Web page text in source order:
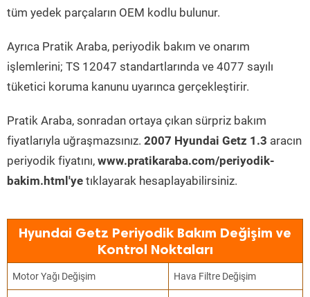
tüm yedek parçaların OEM kodlu bulunur.
Ayrıca Pratik Araba, periyodik bakım ve onarım
işlemlerini; TS 12047 standartlarında ve 4077 sayılı
tüketici koruma kanunu uyarınca gerçekleştirir.
Pratik Araba, sonradan ortaya çıkan sürpriz bakım
fiyatlarıyla uğraşmazsınız. 2007 Hyundai Getz 1.3 aracın
periyodik fiyatını, www.pratikaraba.com/periyodik-
bakim.html'ye tıklayarak hesaplayabilirsiniz.
Hyundai Getz Periyodik Bakım Değişim ve
Kontrol Noktaları
Motor Yağı Değişim Hava Filtre Değişim